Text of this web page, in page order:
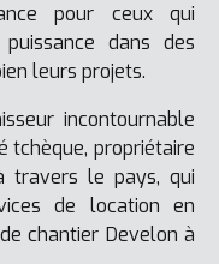
pour ceux qui
dans des
leurs projets.
incontournable
tchèque, propriétaire
travers le pays, qui
de location en
chantier Develon à